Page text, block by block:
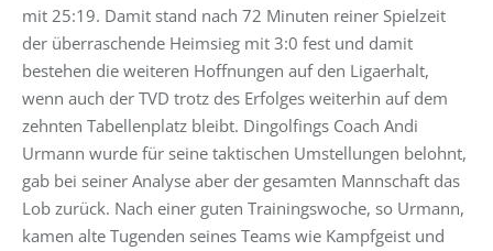
mit 25:19. Damit stand nach 72 Minuten reiner Spielzeit
der überraschende Heimsieg mit 3:0 fest und damit
bestehen die weiteren Hoffnungen auf den Ligaerhalt,
wenn auch der TVD trotz des Erfolges weiterhin auf dem
zehnten Tabellenplatz bleibt. Dingolfings Coach Andi
Urmann wurde für seine taktischen Umstellungen belohnt,
gab bei seiner Analyse aber der gesamten Mannschaft das
Lob zurück. Nach einer guten Trainingswoche, so Urmann,
kamen alte Tugenden seines Teams wie Kampfgeist und